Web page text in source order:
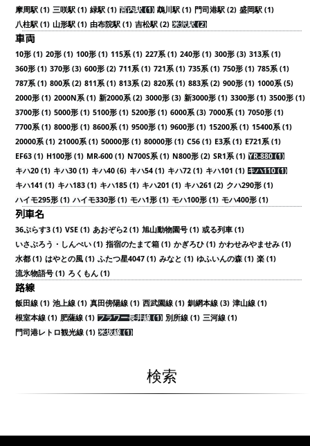
摩周駅 (1) 三咲駅 (1) 緑駅 (1) 宮内駅 (1) 鵡川駅 (1) 門司港駅 (2) 盛岡駅 (1)
八柱駅 (1) 山形駅 (1) 由布院駅 (1) 吉松駅 (2) 米沢駅 (2)
車両
10形 (1) 20形 (1) 100形 (1) 115系 (1) 227系 (1) 240形 (1) 300形 (3) 313系 (1)
360形 (1) 370形 (3) 600形 (2) 711系 (1) 721系 (1) 735系 (1) 750形 (1) 785系 (1)
787系 (1) 800系 (2) 811系 (1) 813系 (2) 820系 (1) 883系 (2) 900形 (1) 1000系 (5)
2000形 (1) 2000N系 (1) 新2000系 (2) 3000形 (3) 新3000形 (1) 3300形 (1) 3500形 (1)
3700形 (1) 5000形 (1) 5100形 (1) 5200形 (1) 6000系 (3) 7000系 (1) 7050形 (1)
7700系 (1) 8000形 (1) 8600系 (1) 9500形 (1) 9600形 (1) 15200系 (1) 15400系 (1)
20000系 (1) 21000系 (1) 50000形 (1) 80000形 (1) C56 (1) E3系 (1) E721系 (1)
EF63 (1) H100形 (1) MR-600 (1) N700S系 (1) N800形 (2) SR1系 (1) YR-880 (1)
キハ20 (1) キハ30 (1) キハ40 (6) キハ54 (1) キハ72 (1) キハ101 (1) キハ110 (1)
キハ141 (1) キハ183 (1) キハ185 (1) キハ201 (1) キハ261 (2) クハ290形 (1)
ハイモ295形 (1) ハイモ330形 (1) モハ1形 (1) モハ100形 (1) モハ400形 (1)
列車名
36ぷらす3 (1) VSE (1) あおぞら2 (1) 旭山動物園号 (1) 或る列車 (1)
いさぶろう・しんぺい (1) 指宿のたまて箱 (1) かぎろひ (1) かわせみやませみ (1)
水都 (1) はやとの風 (1) ふたつ星4047 (1) みなと (1) ゆふいんの森 (1) 楽 (1)
流氷物語号 (1) ろくもん (1)
路線
飯田線 (1) 池上線 (1) 真田傍陽線 (1) 西武園線 (1) 釧網本線 (3) 津山線 (1)
根室本線 (1) 肥薩線 (1) フラワー長井線 (1) 別所線 (1) 三河線 (1)
門司港レトロ観光線 (1) 米坂線 (1)
検索